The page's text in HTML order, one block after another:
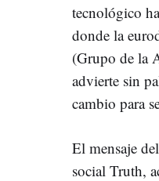
tecnológico
donde la
(Grupo de la
advierte sin
cambio para
El mensaje
social Truth,